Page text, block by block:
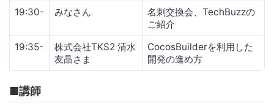
19:30-
みなさん
名刺交換会、TechBuzzの
ご紹介
19:35-
株式会社TKS2 清水
友晶さま
CocosBuilderを利用した
開発の進め方
■講師